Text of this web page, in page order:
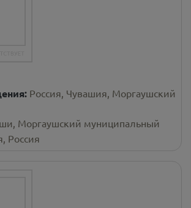
Россия, Чувашия, Моргаушский
Моргаушский муниципальный
Россия